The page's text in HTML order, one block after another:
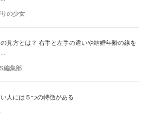
の少女
見方とは？ 右手と左手の違いや結婚年齢の線を
編集部
人には５つの特徴がある